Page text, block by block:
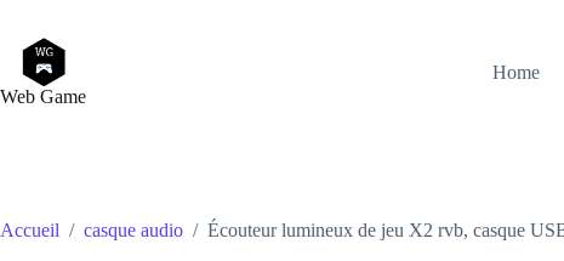
contenu
Web Game
Home
Accueil / casque audio / Écouteur lumineux de jeu X2 rvb, casque